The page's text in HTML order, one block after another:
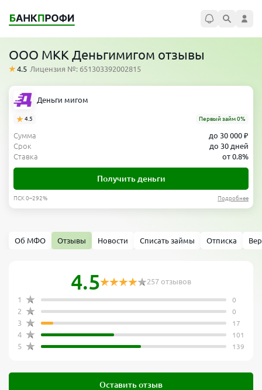
ООО МКК Деньгимигом отзывы
4.5 Лицензия №: 651303392002815
Деньги мигом
4.5 Первый займ 0%
Сумма
до 30 000 ₽
Срок
до 30 дней
Ставка
от 0.8%
Получить деньги
ПСК 0–292% Подробнее
Об МФО Отзывы Новости Списать займы Отписка
4.5 257 отзывов
1 0
2 0
3 17
4 101
5 139
Оставить отзыв